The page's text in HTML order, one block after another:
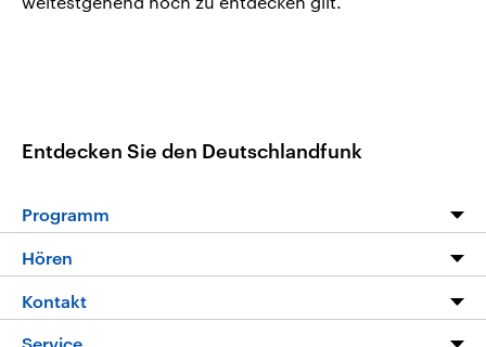
Entdecken Sie den Deutschlandfunk
Programm
Die Nachrichten
Hören
Livestream
Kontakt
Hörerservice